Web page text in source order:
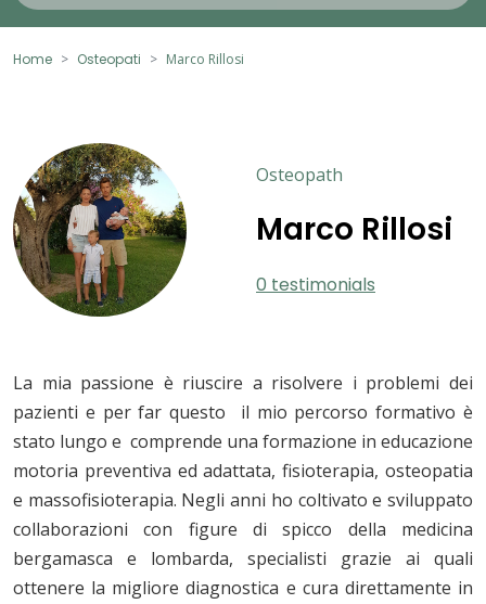
Home Osteopati Marco Rillosi
Osteopath
Marco Rillosi
0 testimonials
La mia passione è riuscire a risolvere i problemi dei
pazienti e per far questo il mio percorso formativo è
stato lungo e comprende una formazione in educazione
motoria preventiva ed adattata, fisioterapia, osteopatia
e massofisioterapia. Negli anni ho coltivato e sviluppato
collaborazioni con figure di spicco della medicina
bergamasca e lombarda, specialisti grazie ai quali
ottenere la migliore diagnostica e cura direttamente in